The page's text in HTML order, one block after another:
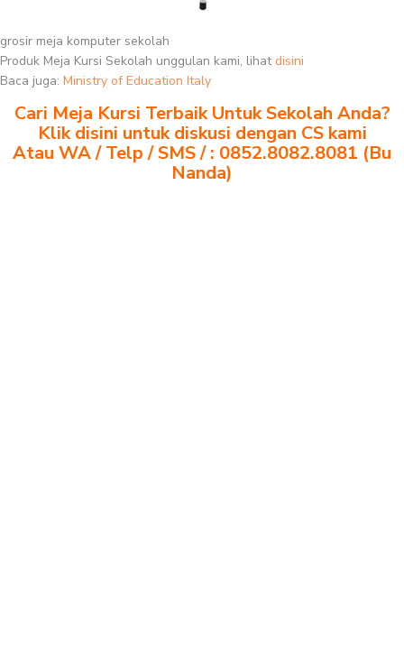
grosir meja komputer sekolah
Produk Meja Kursi Sekolah unggulan kami, lihatdisini
Baca juga: Ministry of Education Italy
Cari Meja Kursi Terbaik Untuk Sekolah Anda?
Klik disini untuk diskusi dengan CS kami
Atau WA / Telp / SMS / : 0852.8082.8081 (Bu
Nanda)